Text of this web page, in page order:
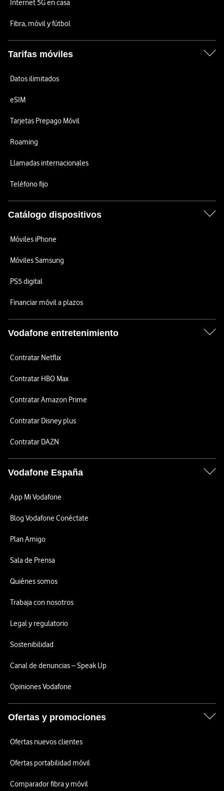
Internet 5G en casa
Fibra, móvil y fútbol
Tarifas móviles
Datos ilimitados
eSIM
Tarjetas Prepago Móvil
Roaming
Llamadas internacionales
Teléfono fijo
Catálogo dispositivos
Móviles iPhone
Móviles Samsung
PS5 digital
Financiar móvil a plazos
Vodafone entretenimiento
Contratar Netflix
Contratar HBO Max
Contratar Amazon Prime
Contratar Disney plus
Contratar DAZN
Vodafone España
App Mi Vodafone
Blog Vodafone Conéctate
Plan Amigo
Sala de Prensa
Quiénes somos
Trabaja con nosotros
Legal y regulatorio
Sostenibilidad
Canal de denuncias – Speak Up
Opiniones Vodafone
Ofertas y promociones
Ofertas nuevos clientes
Ofertas portabilidad móvil
Comparador fibra y móvil